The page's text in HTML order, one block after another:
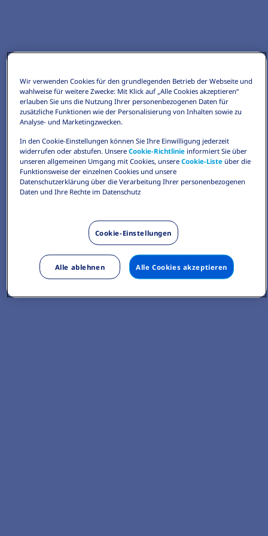
Wir verwenden Cookies für den grundlegenden Betrieb der Webseite und
wahlweise für weitere Zwecke: Mit Klick auf „Alle Cookies akzeptieren“
erlauben Sie uns die Nutzung Ihrer personenbezogenen Daten für
zusätzliche Funktionen wie der Personalisierung von Inhalten sowie zu
Analyse- und Marketingzwecken.
In den Cookie-Einstellungen können Sie Ihre Einwilligung jederzeit
widerrufen oder abstufen. UnsereCookie-Richtlinie informiert Sie über
unseren allgemeinen Umgang mit Cookies, unsereCookie-Liste über die
Funktionsweise der einzelnen Cookies und unsere
Datenschutzerklärung über die Verarbeitung Ihrer personenbezogenen
Daten und Ihre Rechte im Datenschutz
Cookie-Einstellungen
Alle ablehnen Alle Cookies akzeptieren